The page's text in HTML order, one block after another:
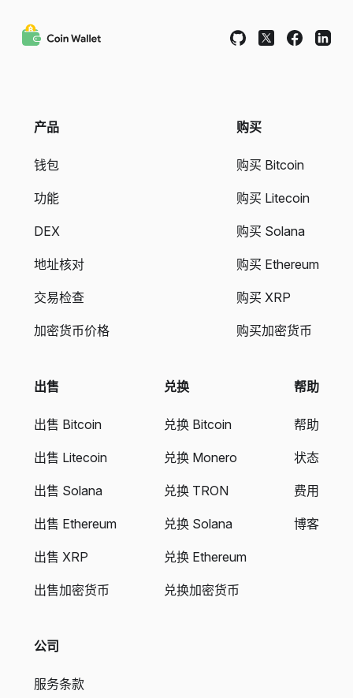
产品
钱包
功能
DEX
地址核对
交易检查
加密货币价格
购买
购买 Bitcoin
购买 Litecoin
购买 Solana
购买 Ethereum
购买 XRP
购买加密货币
出售
出售 Bitcoin
出售 Litecoin
出售 Solana
出售 Ethereum
出售 XRP
出售加密货币
兑换
兑换 Bitcoin
兑换 Monero
兑换 TRON
兑换 Solana
兑换 Ethereum
兑换加密货币
帮助
帮助
状态
费用
博客
公司
服务条款